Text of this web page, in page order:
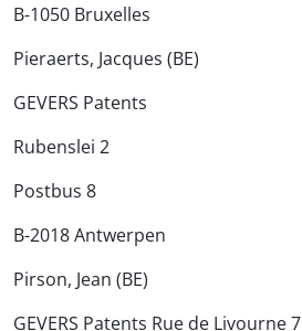
B-1050 Bruxelles
Pieraerts, Jacques (BE)
GEVERS Patents
Rubenslei 2
Postbus 8
B-2018 Antwerpen
Pirson, Jean (BE)
GEVERS Patents Rue de Livourne 7